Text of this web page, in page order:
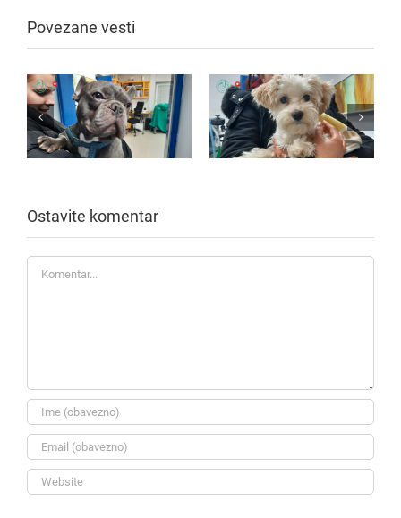
Povezane vesti
Ostavite komentar